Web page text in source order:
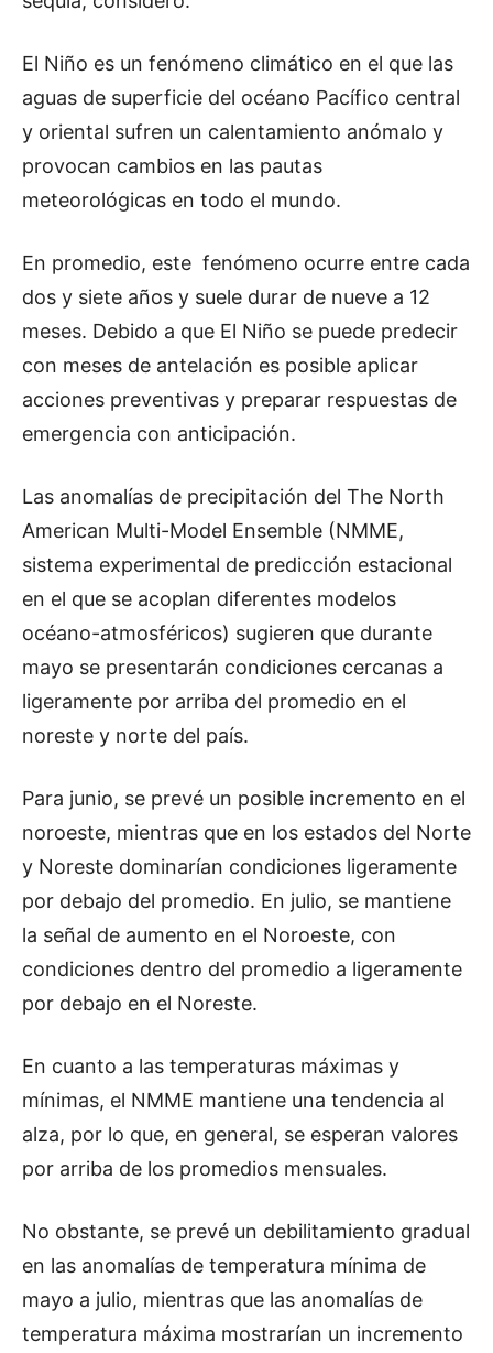
El Niño es un fenómeno climático en el que las
aguas de superficie del océano Pacífico central
y oriental sufren un calentamiento anómalo y
provocan cambios en las pautas
meteorológicas en todo el mundo.
En promedio, este fenómeno ocurre entre cada
dos y siete años y suele durar de nueve a 12
meses. Debido a que El Niño se puede predecir
con meses de antelación es posible aplicar
acciones preventivas y preparar respuestas de
emergencia con anticipación.
Las anomalías de precipitación del The North
American Multi-Model Ensemble (NMME,
sistema experimental de predicción estacional
en el que se acoplan diferentes modelos
océano-atmosféricos) sugieren que durante
mayo se presentarán condiciones cercanas a
ligeramente por arriba del promedio en el
noreste y norte del país.
Para junio, se prevé un posible incremento en el
noroeste, mientras que en los estados del Norte
y Noreste dominarían condiciones ligeramente
por debajo del promedio. En julio, se mantiene
la señal de aumento en el Noroeste, con
condiciones dentro del promedio a ligeramente
por debajo en el Noreste.
En cuanto a las temperaturas máximas y
mínimas, el NMME mantiene una tendencia al
alza, por lo que, en general, se esperan valores
por arriba de los promedios mensuales.
No obstante, se prevé un debilitamiento gradual
en las anomalías de temperatura mínima de
mayo a julio, mientras que las anomalías de
temperatura máxima mostrarían un incremento